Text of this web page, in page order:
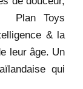
Plan Toys
& la
leur âge. Un
qui